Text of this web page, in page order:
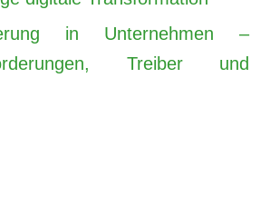
in Unternehmen –
Treiber und